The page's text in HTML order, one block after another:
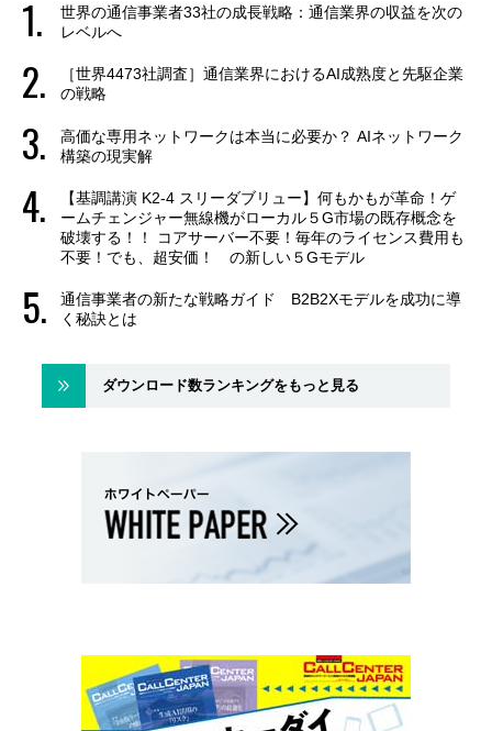
世界の通信事業者33社の成長戦略：通信業界の収益を次の
レベルへ
［世界4473社調査］通信業界におけるAI成熟度と先駆企業
の戦略
高価な専用ネットワークは本当に必要か？ AIネットワーク
構築の現実解
【基調講演 K2-4 スリーダブリュー】何もかもが革命！ゲ
ームチェンジャー無線機がローカル５G市場の既存概念を
破壊する！！ コアサーバー不要！毎年のライセンス費用も
不要！でも、超安価！ の新しい５Gモデル
通信事業者の新たな戦略ガイド B2B2Xモデルを成功に導
く秘訣とは
ダウンロード数ランキングをもっと見る